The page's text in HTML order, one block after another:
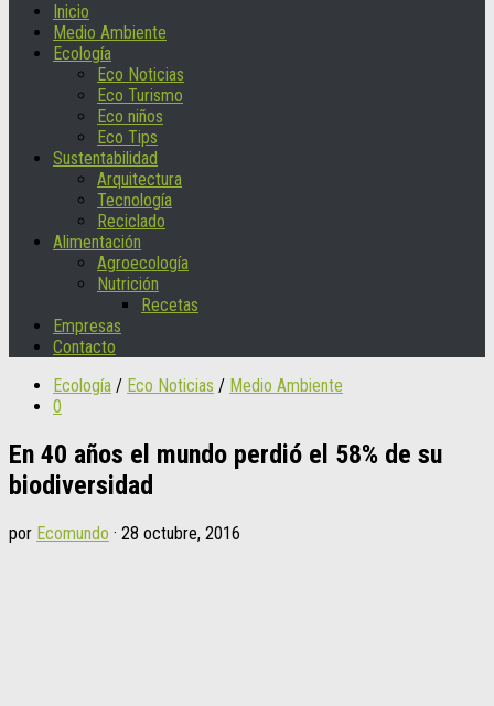
Inicio
Medio Ambiente
Ecología
Eco Noticias
Eco Turismo
Eco niños
Eco Tips
Sustentabilidad
Arquitectura
Tecnología
Reciclado
Alimentación
Agroecología
Nutrición
Recetas
Empresas
Contacto
Ecología / Eco Noticias / Medio Ambiente
0
En 40 años el mundo perdió el 58% de su
biodiversidad
por Ecomundo · 28 octubre, 2016